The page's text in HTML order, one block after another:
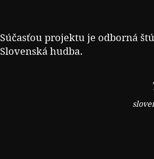
Súčasťou projektu je odborná
Slovenská hudba.